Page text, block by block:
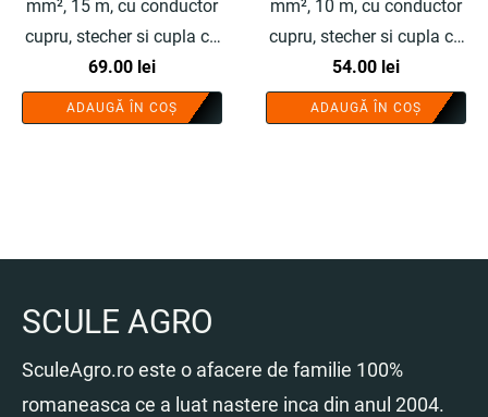
mm², 15 m, cu conductor
cupru, stecher si cupla cu
protectie - COBI SMART®
69.00 lei
ADAUGĂ ÎN COȘ
mm², 10 m, cu conductor
cupru, stecher si cupla cu
protectie - COBI SMART®
54.00 lei
ADAUGĂ ÎN COȘ
SCULE AGRO
SculeAgro.ro este o afacere de familie 100%
romaneasca ce a luat nastere inca din anul 2004.